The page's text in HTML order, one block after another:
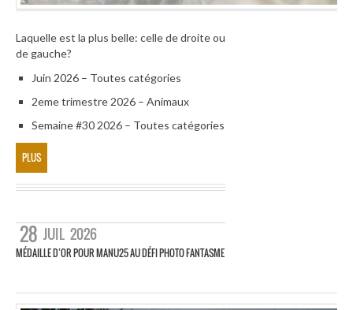
Laquelle est la plus belle: celle de droite ou
de gauche?
Juin 2026 – Toutes catégories
2eme trimestre 2026 – Animaux
Semaine #30 2026 – Toutes catégories
PLUS
28 JUIL 2026
MÉDAILLE D’OR POUR MANU25 AU DÉFI PHOTO FANTASME